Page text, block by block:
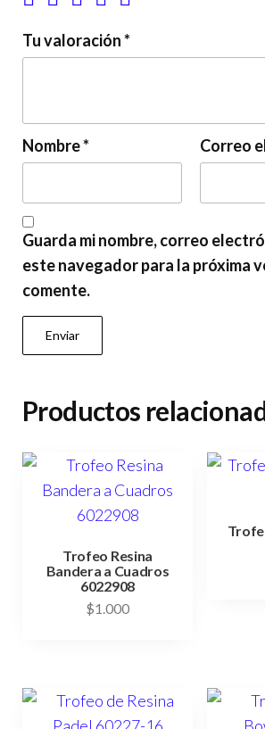
Tu valoración*
Nombre* Correo
Guarda mi nombre, correo
este navegador para la próxima
comente.
Productos
Trofeo Resina
Bandera a Cuadros
6022908
$1.000